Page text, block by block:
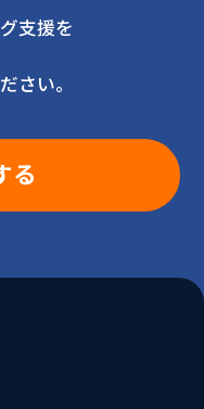
支援を
さい。
る